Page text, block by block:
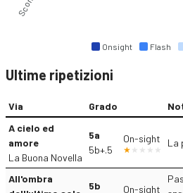
Onsight Flash
Ultime ripetizioni
Via Grado
A cielo ed
amore
La Buona Novella
5a
5b+.5
On-sight La
All'ombra
5b
On-sight